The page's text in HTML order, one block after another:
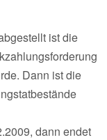
ist die
Dann ist die
dann endet